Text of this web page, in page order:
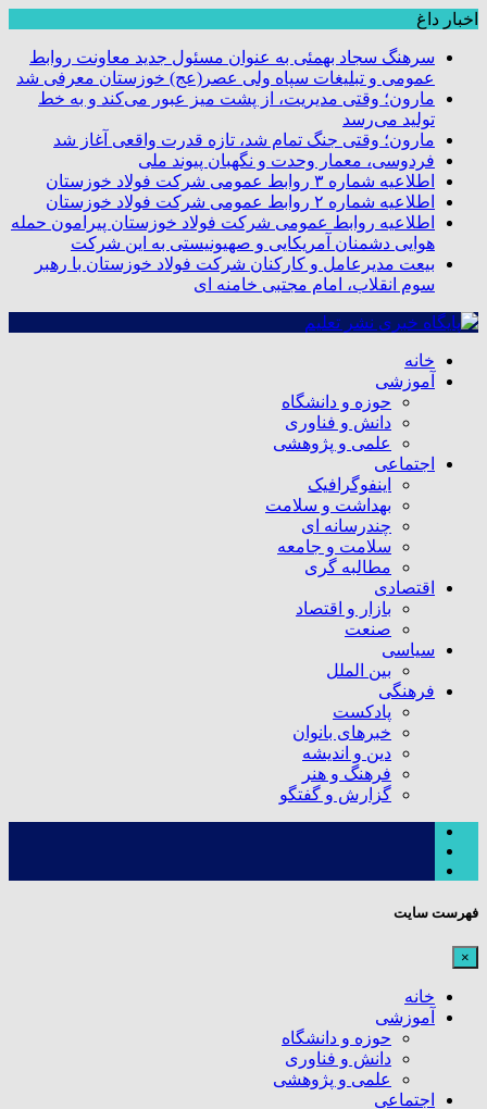
اخبار داغ
سرهنگ سجاد بهمئی به عنوان مسئول جدید معاونت روابط
عمومی و تبلیغات سپاه ولی عصر(عج) خوزستان معرفی شد
مارون؛ وقتی مدیریت، از پشت میز عبور می‌کند و به خط
تولید می‌رسد
مارون؛ وقتی جنگ تمام شد، تازه قدرت واقعی آغاز شد
فردوسی، معمار وحدت و نگهبان پیوند ملی
اطلاعیه شماره ۳ روابط عمومی شرکت فولاد خوزستان
اطلاعیه شماره ۲ روابط عمومی شرکت فولاد خوزستان
اطلاعیه روابط عمومی شرکت فولاد خوزستان پیرامون حمله
هوایی دشمنان آمریکایی و صهیونیستی به این شرکت
بیعت مدیرعامل و کارکنان شرکت فولاد خوزستان با رهبر
سوم انقلاب، امام مجتبی خامنه ای
خانه
آموزشی
حوزه و دانشگاه
دانش و فناوری
علمی و پژوهشی
اجتماعی
اینفوگرافیک
بهداشت و سلامت
چندرسانه ای
سلامت و جامعه
مطالبه گری
اقتصادی
بازار و اقتصاد
صنعت
سیاسی
بین الملل
فرهنگی
پادکست
خبرهای بانوان
دین و اندیشه
فرهنگ و هنر
گزارش و گفتگو
فهرست سایت
×
خانه
آموزشی
حوزه و دانشگاه
دانش و فناوری
علمی و پژوهشی
اجتماعی